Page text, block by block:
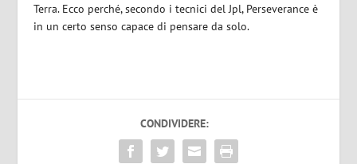
Terra. Ecco perché, secondo i tecnici del Jpl, Perseverance è
in un certo senso capace di pensare da solo.
CONDIVIDERE: